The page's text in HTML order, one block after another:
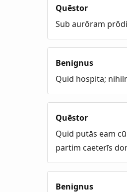
Quēstor
Sub aurōram
Benignus
Quid hospita;
Quēstor
Quid putās eam
partim caeterīs
Benignus